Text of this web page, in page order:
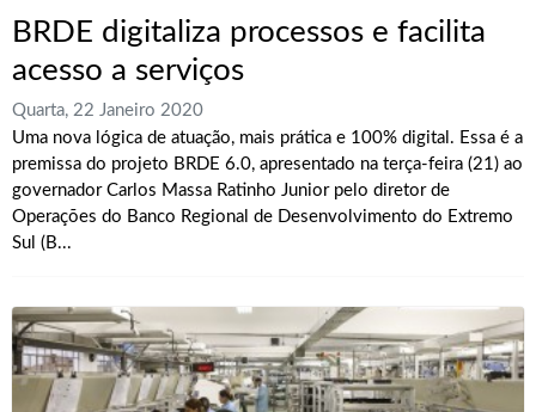
BRDE digitaliza processos e facilita
acesso a serviços
Quarta, 22 Janeiro 2020
Uma nova lógica de atuação, mais prática e 100% digital. Essa é a
premissa do projeto BRDE 6.0, apresentado na terça-feira (21) ao
governador Carlos Massa Ratinho Junior pelo diretor de
Operações do Banco Regional de Desenvolvimento do Extremo
Sul (B...